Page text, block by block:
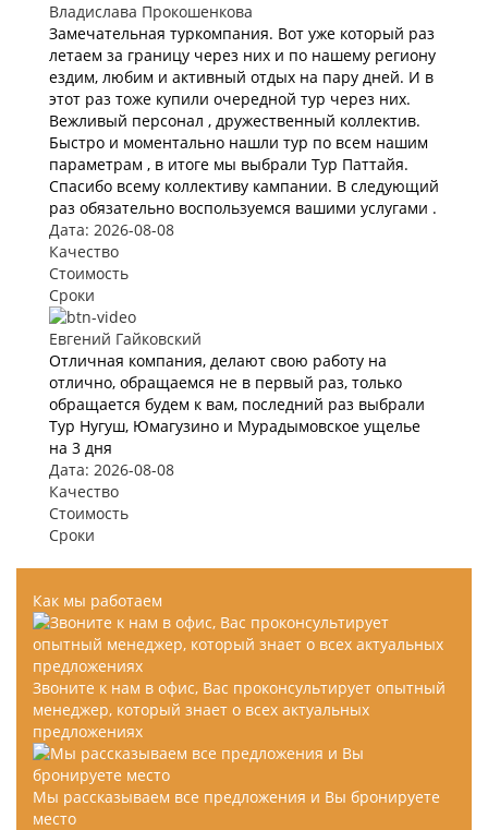
Владислава Прокошенкова
Замечательная туркомпания. Вот уже который раз
летаем за границу через них и по нашему региону
ездим, любим и активный отдых на пару дней. И в
этот раз тоже купили очередной тур через них.
Вежливый персонал , дружественный коллектив.
Быстро и моментально нашли тур по всем нашим
параметрам , в итоге мы выбрали Тур Паттайя.
Спасибо всему коллективу кампании. В следующий
раз обязательно воспользуемся вашими услугами .
Дата: 2026-08-08
Качество
Стоимость
Сроки
Евгений Гайковский
Отличная компания, делают свою работу на
отлично, обращаемся не в первый раз, только
обращается будем к вам, последний раз выбрали
Тур Нугуш, Юмагузино и Мурадымовское ущелье
на 3 дня
Дата: 2026-08-08
Качество
Стоимость
Сроки
Как мы работаем
Звоните к нам в офис, Вас проконсультирует опытный
менеджер, который знает о всех актуальных
предложениях
Мы рассказываем все предложения и Вы бронируете
место